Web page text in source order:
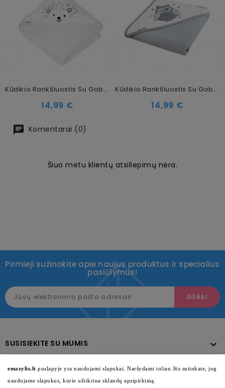
Kūdikio Rankšluostis Su Gobtuvu Akuku A0661, 100x100cm
Kaina
14,99 €
Kūdikio Rankšluostis Su Gobtuvu Akuku Gray Owl, 100 X 100 Cm
Kaina
14,99 €
Komentarai (0)
Šiuo metu klientų atsiliepimų nėra.
Pirmieji sužinokite apie naujus produktus ir specialius
pasiūlymus!
SUSISIEKITE SU MUMIS 

INFORMACIJA
emazylis.lt puslapyje yra naudojami slapukai. Naršydami toliau Jūs sutinkate, jog
naudojame slapukus, kurie užtikrina sklandų apsipirkimą.